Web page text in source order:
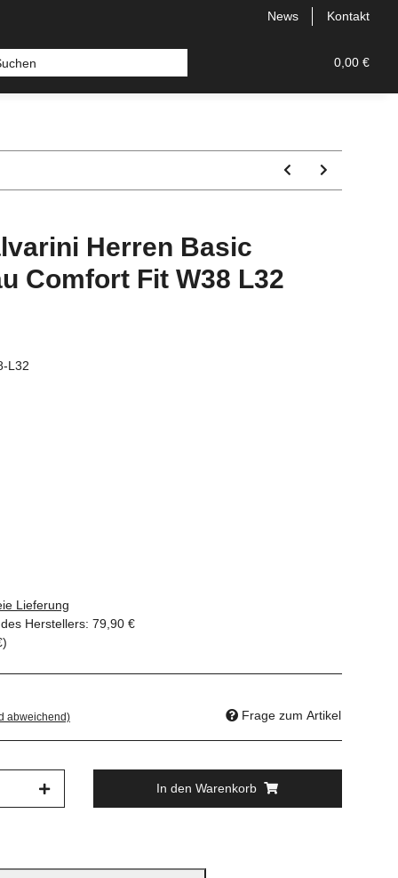
News Kontakt
0,00 €
Herren Basic
Comfort Fit W38 L32
L32
Lieferung
Herstellers: 79,90 €
)
abweichend) Frage zum Artikel
In den Warenkorb